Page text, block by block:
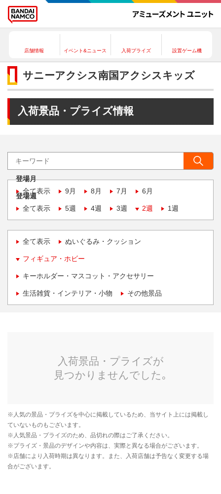
店舗情報 イベント&ニュース 入荷プライズ 設置ゲーム機
サニーアクシス南国アクシスキッズ
入荷景品・プライズ情報
登場月
全て表示
9月 8月 7月 6月
登場週
全て表示
5週 4週 3週 2週 1週
全て表示 ぬいぐるみ・クッション
フィギュア・ホビー
キーホルダー・マスコット・アクセサリー
生活雑貨・インテリア・小物 その他景品